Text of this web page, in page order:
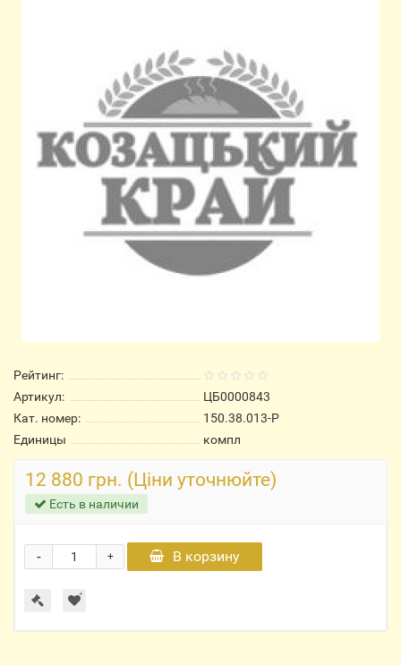
Рейтинг:
Артикул:
ЦБ0000843
Кат. номер:
150.38.013-Р
Единицы
компл
12 880 грн. (Ціни уточнюйте)
Есть в наличии
+
- В корзину